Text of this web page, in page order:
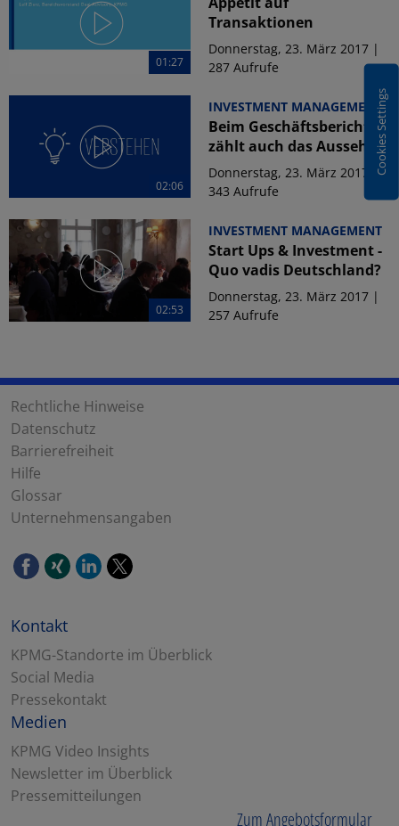
01:27
Transaktionen
Donnerstag, 23. März 2017 |
287 Aufrufe
02:06
INVESTMENT MANAGEMENT
Beim Geschäftsbericht
zählt auch das Aussehen
Donnerstag, 23. März 2017 |
343 Aufrufe
02:53
INVESTMENT MANAGEMENT
Start Ups & Investment -
Quo vadis Deutschland?
Donnerstag, 23. März 2017 |
257 Aufrufe
Cookies Settings
Rechtliche Hinweise
Datenschutz
Barrierefreiheit
Hilfe
Glossar
Unternehmensangaben
Kontakt
KPMG-Standorte im Überblick
Social Media
Pressekontakt
Medien
KPMG Video Insights
Newsletter im Überblick
Pressemitteilungen
Zum Angebotsformular